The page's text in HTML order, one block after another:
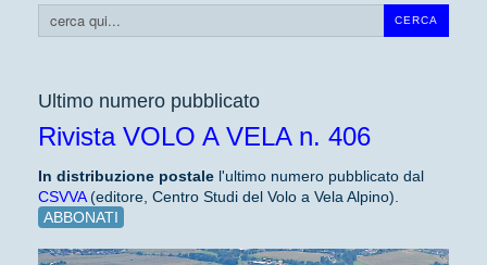
CERCA
Ultimo numero pubblicato
Rivista VOLO A VELA n. 406
In distribuzione postale l'ultimo numero pubblicato dal
CSVVA(editore, Centro Studi del Volo a Vela Alpino).
ABBONATI